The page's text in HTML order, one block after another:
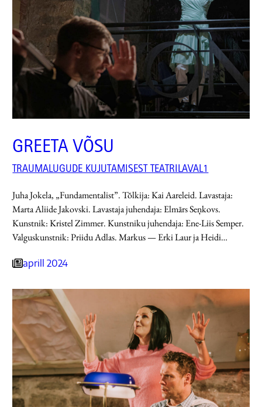
GREETA VÕSU
TRAUMALUGUDE KUJUTAMISEST TEATRILAVAL1
Juha Jokela, „Fundamentalist”. Tõlkija: Kai Aareleid. Lavastaja:
Marta Aliide Jakovski. Lavastaja juhendaja: Elmārs Seņkovs.
Kunstnik: Kristel Zimmer. Kunstniku juhendaja: Ene-Liis Semper.
Valguskunstnik: Priidu Adlas. Markus — Erki Laur ja Heidi…
aprill 2024